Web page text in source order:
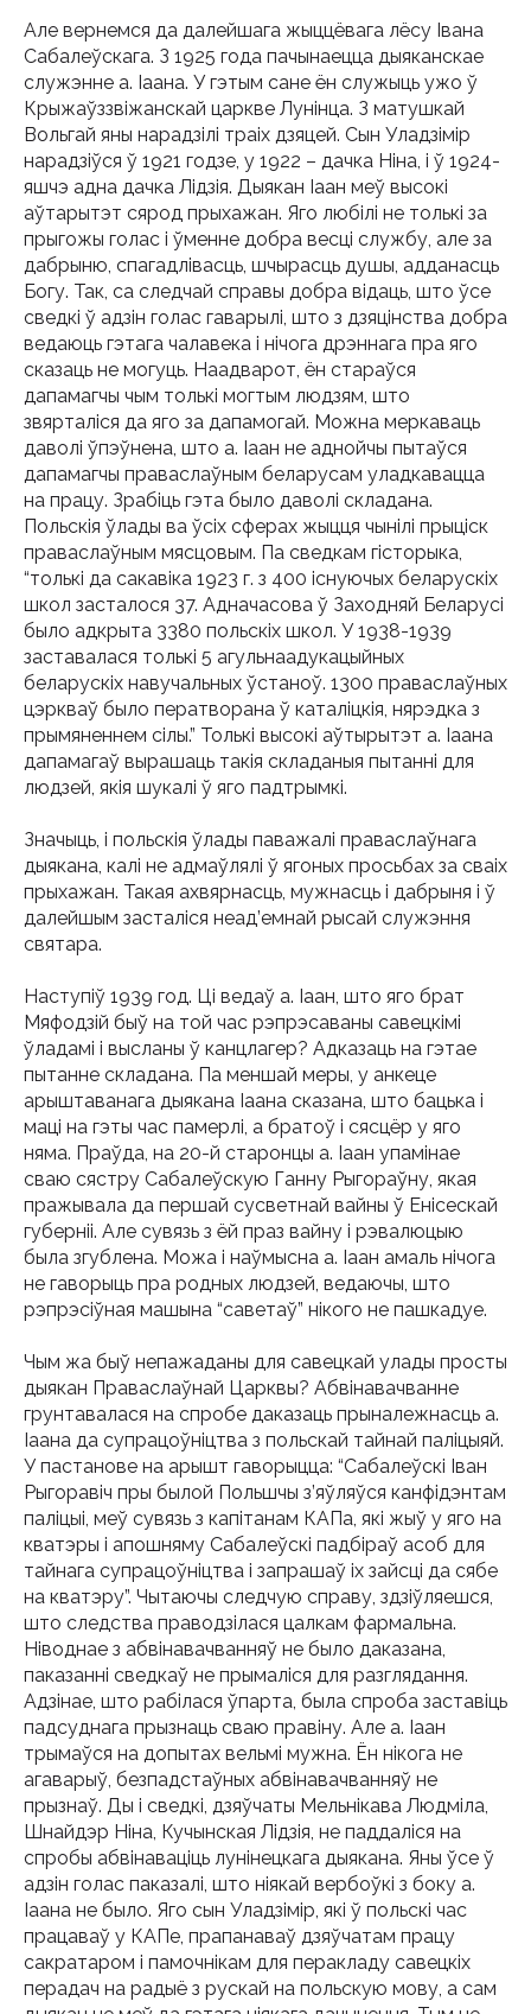
Але вернемся да далейшага жыццёвага лёсу Івана
Сабалеўскага. З 1925 года пачынаецца дыяканскае
служэнне а. Іаана. У гэтым сане ён служыць ужо ў
Крыжаўззвіжанскай царкве Лунінца. З матушкай
Вольгай яны нарадзілі траіх дзяцей. Сын Уладзімір
нарадзіўся ў 1921 годзе, у 1922 – дачка Ніна, і ў 1924-
яшчэ адна дачка Лідзія. Дыякан Іаан меў высокі
аўтарытэт сярод прыхажан. Яго любілі не толькі за
прыгожы голас і ўменне добра весці службу, але за
дабрыню, спагадлівасць, шчырасць душы, адданасць
Богу. Так, са следчай справы добра відаць, што ўсе
сведкі ў адзін голас гаварылі, што з дзяцінства добра
ведаюць гэтага чалавека і нічога дрэннага пра яго
сказаць не могуць. Наадварот, ён стараўся
дапамагчы чым толькі могтым людзям, што
звярталіся да яго за дапамогай. Можна меркаваць
даволі ўпэўнена, што а. Іаан не аднойчы пытаўся
дапамагчы праваслаўным беларусам уладкавацца
на працу. Зрабіць гэта было даволі складана.
Польскія ўлады ва ўсіх сферах жыцця чынілі прыціск
праваслаўным мясцовым. Па сведкам гісторыка,
“толькі да сакавіка 1923 г. з 400 існуючых беларускіх
школ засталося 37. Адначасова ў Заходняй Беларусі
было адкрыта 3380 польскіх школ. У 1938-1939
заставалася толькі 5 агульнаадукацыйных
беларускіх навучальных ўстаноў. 1300 праваслаўных
цэркваў было ператворана ў каталіцкія, нярэдка з
прымяненнем сілы.” Толькі высокі аўтырытэт а. Іаана
дапамагаў вырашаць такія складаныя пытанні для
людзей, якія шукалі ў яго падтрымкі.
Значыць, і польскія ўлады паважалі праваслаўнага
дыякана, калі не адмаўлялі ў ягоных просьбах за сваіх
прыхажан. Такая ахвярнасць, мужнасць і дабрыня і ў
далейшым засталіся неад’емнай рысай служэння
святара.
Наступіў 1939 год. Ці ведаў а. Іаан, што яго брат
Мяфодзій быў на той час рэпрэсаваны савецкімі
ўладамі і высланы ў канцлагер? Адказаць на гэтае
пытанне складана. Па меншай меры, у анкеце
арыштаванага дыякана Іаана сказана, што бацька і
маці на гэты час памерлі, а братоў і сясцёр у яго
няма. Праўда, на 20-й старонцы а. Іаан упамінае
сваю сястру Сабалеўскую Ганну Рыгораўну, якая
пражывала да першай сусветнай вайны ў Енісескай
губерніі. Але сувязь з ёй праз вайну і рэвалюцыю
была згублена. Можа і наўмысна а. Іаан амаль нічога
не гаворыць пра родных людзей, ведаючы, што
рэпрэсіўная машына “саветаў” нікого не пашкадуе.
Чым жа быў непажаданы для савецкай улады просты
дыякан Праваслаўнай Царквы? Абвінавачванне
грунтавалася на спробе даказаць прыналежнасць а.
Іаана да супрацоўніцтва з польскай тайнай паліцыяй.
У пастанове на арышт гаворыцца: “Сабалеўскі Іван
Рыгоравіч пры былой Польшчы з’яўляўся канфідэнтам
паліцыі, меў сувязь з капітанам КАПа, які жыў у яго на
кватэры і апошняму Сабалеўскі падбіраў асоб для
тайнага супрацоўніцтва і запрашаў іх зайсці да сябе
на кватэру”. Чытаючы следчую справу, здзіўляешся,
што следства праводзілася цалкам фармальна.
Ніводнае з абвінавачванняў не было даказана,
паказанні сведкаў не прымаліся для разглядання.
Адзінае, што рабілася ўпарта, была спроба заставіць
падсуднага прызнаць сваю правіну. Але а. Іаан
трымаўся на допытах вельмі мужна. Ён нікога не
агаварыў, безпадстаўных абвінавачванняў не
прызнаў. Ды і сведкі, дзяўчаты Мельнікава Людміла,
Шнайдэр Ніна, Кучынская Лідзія, не паддаліся на
спробы абвінаваціць лунінецкага дыякана. Яны ўсе ў
адзін голас паказалі, што ніякай вербоўкі з боку а.
Іаана не было. Яго сын Уладзімір, які ў польскі час
працаваў у КАПе, прапанаваў дзяўчатам працу
сакратаром і памочнікам для перакладу савецкіх
перадач на радыё з рускай на польскую мову, а сам